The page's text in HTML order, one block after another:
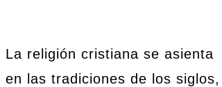
La religión cristiana se asienta
en las tradiciones de los siglos,